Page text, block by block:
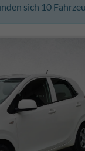
sich 10